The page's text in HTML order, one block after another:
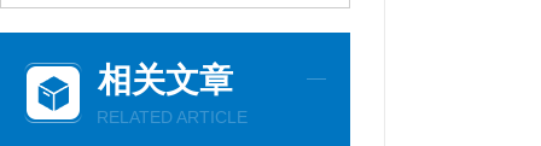
相关文章
RELATED ARTICLE